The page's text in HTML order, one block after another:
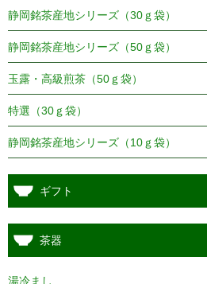
静岡銘茶産地シリーズ（30ｇ袋）
静岡銘茶産地シリーズ（50ｇ袋）
玉露・高級煎茶（50ｇ袋）
特選（30ｇ袋）
静岡銘茶産地シリーズ（10ｇ袋）
ギフト
茶器
湯冷まし